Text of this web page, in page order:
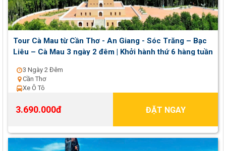
Tour Cà Mau từ Cần Thơ - An Giang - Sóc Trăng – Bạc
Liêu – Cà Mau 3 ngày 2 đêm | Khởi hành thứ 6 hàng tuần
3 Ngày 2 Đêm
Cần Thơ
Xe Ô Tô
3.690.000đ ĐẶT NGAY